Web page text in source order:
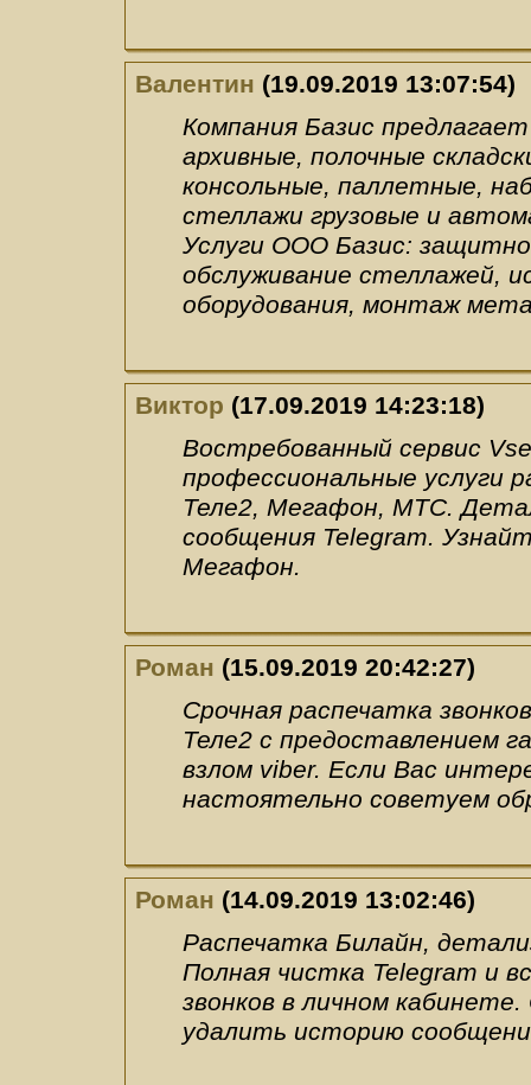
Валентин (19.09.2019 13:07:54)
Компания Базис
архивные, полочные
консольные, паллетные,
стеллажи грузовые и
Услуги ООО Базис:
обслуживание стеллажей,
оборудования, монтаж
Виктор (17.09.2019 14:23:18)
Востребованный сервис
профессиональные услуги
Теле2, Мегафон, МТС.
сообщения Telegram.
Мегафон.
Роман (15.09.2019 20:42:27)
Срочная распечатка
Теле2 с предоставлением
взлом viber. Если Вас
настоятельно советуем
Роман (14.09.2019 13:02:46)
Распечатка Билайн,
Полная чистка Telegram и
звонков в личном
удалить историю